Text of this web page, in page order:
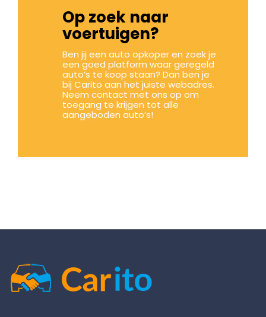
Op zoek naar
voertuigen?
Ben jij een auto opkoper en zoek je
een goed platform waar geregeld
auto’s te koop staan? Dan ben je
bij Carito aan het juiste webadres.
Neem contact met ons op om
toegang te krijgen tot alle
aangeboden auto’s!